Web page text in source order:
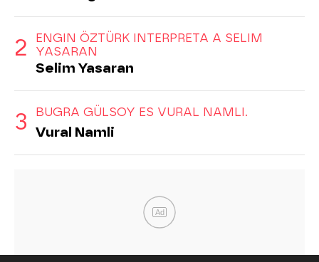
ENGIN ÖZTÜRK INTERPRETA A SELIM
YASARAN
Selim Yasaran
BUGRA GÜLSOY ES VURAL NAMLI.
Vural Namli
Ad